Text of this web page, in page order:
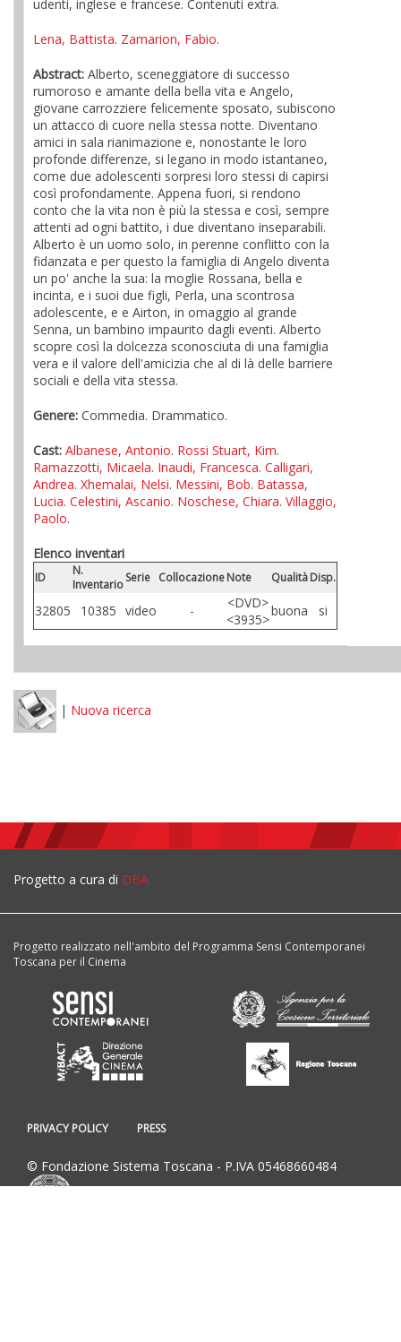
udenti, inglese e francese. Contenuti extra.
Lena, Battista. Zamarion, Fabio.
Abstract: Alberto, sceneggiatore di successo
rumoroso e amante della bella vita e Angelo,
giovane carrozziere felicemente sposato, subiscono
un attacco di cuore nella stessa notte. Diventano
amici in sala rianimazione e, nonostante le loro
profonde differenze, si legano in modo istantaneo,
come due adolescenti sorpresi loro stessi di capirsi
così profondamente. Appena fuori, si rendono
conto che la vita non è più la stessa e così, sempre
attenti ad ogni battito, i due diventano inseparabili.
Alberto è un uomo solo, in perenne conflitto con la
fidanzata e per questo la famiglia di Angelo diventa
un po' anche la sua: la moglie Rossana, bella e
incinta, e i suoi due figli, Perla, una scontrosa
adolescente, e e Airton, in omaggio al grande
Senna, un bambino impaurito dagli eventi. Alberto
scopre così la dolcezza sconosciuta di una famiglia
vera e il valore dell'amicizia che al di là delle barriere
sociali e della vita stessa.
Genere: Commedia. Drammatico.
Cast: Albanese, Antonio. Rossi Stuart, Kim.
Ramazzotti, Micaela. Inaudi, Francesca. Calligari,
Andrea. Xhemalai, Nelsi. Messini, Bob. Batassa,
Lucia. Celestini, Ascanio. Noschese, Chiara. Villaggio,
Paolo.
Elenco inventari
ID
N.
InventarioSerie CollocazioneNote QualitàDisp.
32805 10385 video -
<DVD>
<3935>
buona si
| Nuova ricerca
Progetto a cura di DBA
Progetto realizzato nell'ambito del Programma Sensi Contemporanei
Toscana per il Cinema
PRIVACY POLICY PRESS
© Fondazione Sistema Toscana - P.IVA 05468660484